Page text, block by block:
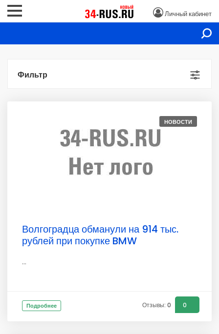
Личный кабинет
Фильтр
НОВОСТИ
Волгоградца обманули на 914 тыс.
рублей при покупке BMW
...
Подробнее Отзывы: 0 0